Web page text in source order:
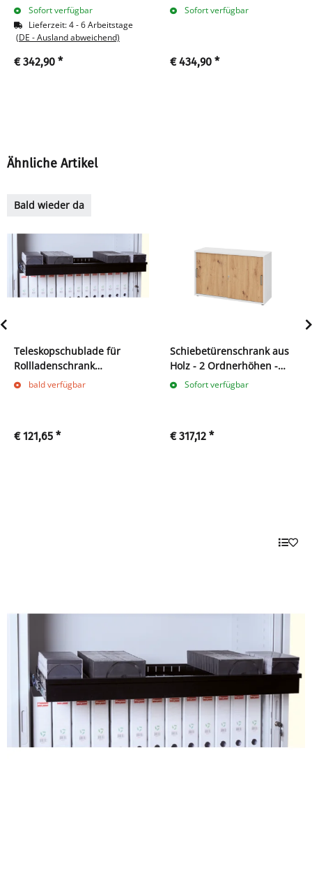
Ordnerhöhen - B 100 cm -
schwarz
Sofort verfügbar
Lieferzeit:4 - 6 Arbeitstage
(DE - Ausland abweichend)
€ 342,90 *
Ordnerhöhen - B 100 cm -
Sofort verfügbar
€ 434,90 *
Ähnliche Artikel
Bald wieder da
Teleskopschublade für
Rollladenschrank
555120/555130/555140/555160
bald verfügbar
€ 121,65 *
Schiebetürenschrank aus
Holz - 2 Ordnerhöhen -
zerlegtSofort verfügbar
€ 317,12 *